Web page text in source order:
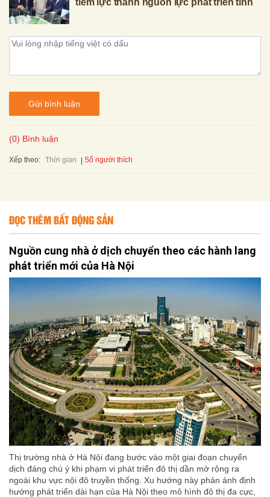
Gửi bình luận
(0) Bình luận
Xếp theo: Thời gian Số người thích
ĐỌC THÊM BẤT ĐỘNG SẢN
Nguồn cung nhà ở dịch chuyển theo các hành lang
phát triển mới của Hà Nội
Thị trường nhà ở Hà Nội đang bước vào một giai đoạn chuyển
dịch đáng chú ý khi phạm vi phát triển đô thị dần mở rộng ra
ngoài khu vực nội đô truyền thống. Xu hướng này phản ánh định
hướng phát triển dài hạn của Hà Nội theo mô hình đô thị đa cực,